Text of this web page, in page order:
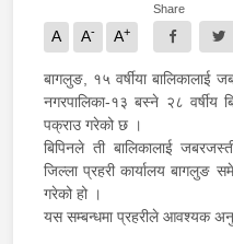
A A- A+
Share
बागलुङ, १५ वर्षीया बालिकालाई
नगरपालिका-१३ बस्ने २८ वर्षीय
पक्राउ गरेको छ ।
बिपिनले ती बालिकालाई
जिल्ला प्रहरी कार्यालय बागलुङ
गरेको हो ।
यस सम्बन्धमा प्रहरीले आवश्यक